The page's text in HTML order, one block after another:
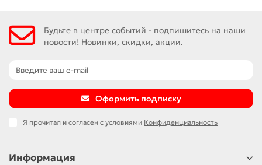
Будьте в центре событий - подпишитесь на наши
новости! Новинки, скидки, акции.
Оформить подписку
Я прочитал и согласен с условиями Конфиденциальность
Информация